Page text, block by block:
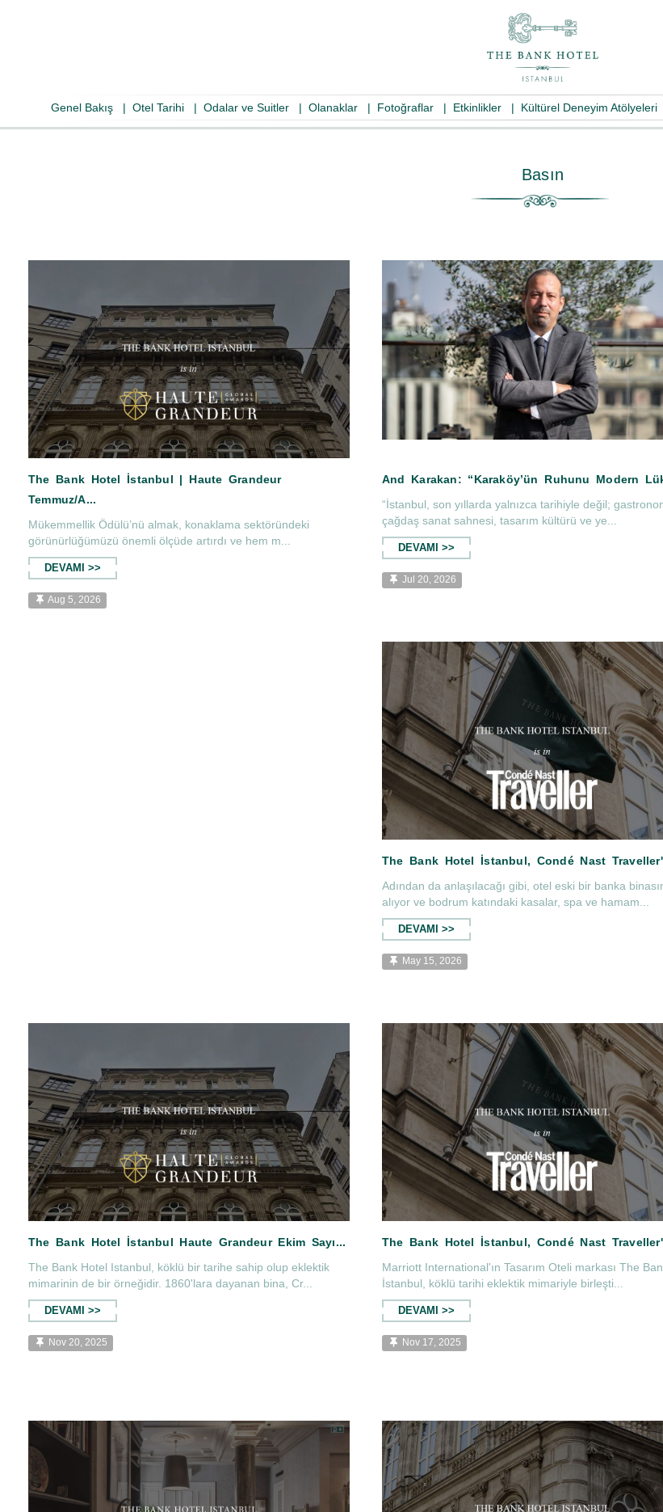
Genel Bakış | Otel Tarihi | Odalar ve Suitler | Olanaklar | Fotoğraflar | Etkinlikler | Kültürel Deneyim Atölyeleri
The Bank Hotel İstanbul | Haute Grandeur
Mükemmellik Ödülü’nü almak, konaklama sektöründeki
görünürlüğümüzü önemli ölçüde artırdı ve hem m...
DEVAMI >>
Aug 5, 2026
And Karakan: “Karaköy’ün
“İstanbul, son yıllarda yalnızca tarihiyle değil;
çağdaş sanat sahnesi, tasarım kültürü ve ye...
DEVAMI >>
Jul 20, 2026
Adından da anlaşılacağı gibi, otel eski bir banka
alıyor ve bodrum katındaki kasalar, spa ve hamam...
DEVAMI >>
May 15, 2026
The Bank Hotel İstanbul Haute Grandeur Ekim Sayı...
The Bank Hotel Istanbul, köklü bir tarihe sahip olup eklektik
mimarinin de bir örneğidir. 1860'lara dayanan bina, Cr...
DEVAMI >>
Nov 20, 2025
The Bank Hotel İstanbul,
Marriott International'ın Tasarım Oteli markası The
İstanbul, köklü tarihi eklektik mimariyle birleşti...
DEVAMI >>
Nov 17, 2025